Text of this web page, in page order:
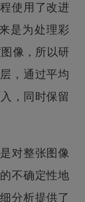
使用了改进
是为处理彩
像，所以研
，通过平均
，同时保留
对整张图像
不确定性地
分析提供了